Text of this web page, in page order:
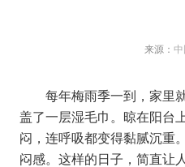
来源：
每年梅雨季一到，家里
盖了一层湿毛巾。晾在阳台
闷，连呼吸都变得黏腻沉重
闷感。这样的日子，简直让